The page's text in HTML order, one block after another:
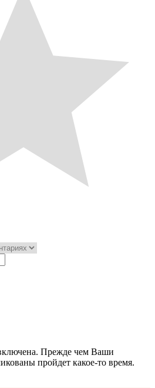
Прежде чем Ваши
пройдет какое-то время.